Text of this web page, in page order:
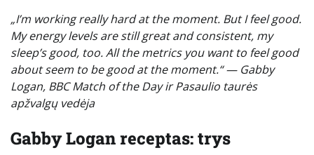
„I’m working really hard at the moment. But I feel good.
My energy levels are still great and consistent, my
sleep’s good, too. All the metrics you want to feel good
about seem to be good at the moment.“ — Gabby
Logan, BBC Match of the Day ir Pasaulio taurės
apžvalgų vedėja
Gabby Logan receptas: trys